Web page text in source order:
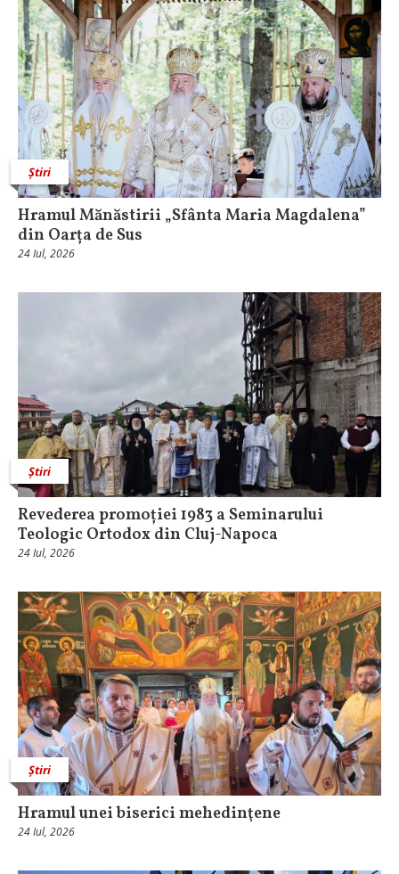
Știri
Hramul Mănăstirii „Sfânta Maria Magdalena”
din Oarța de Sus
24 Iul, 2026
Știri
Revederea promoției 1983 a Seminarului
Teologic Ortodox din Cluj-Napoca
24 Iul, 2026
Știri
Hramul unei biserici mehedinţene
24 Iul, 2026